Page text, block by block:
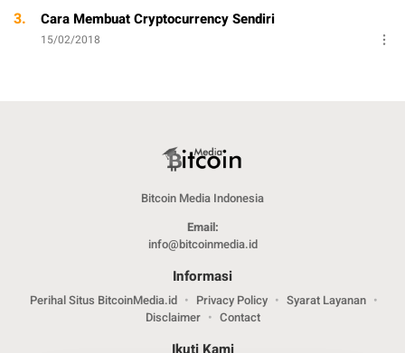
3. Cara Membuat Cryptocurrency Sendiri
15/02/2018
Bitcoin Media Indonesia
Email:
info@bitcoinmedia.id
Informasi
Perihal Situs BitcoinMedia.id Privacy Policy
Syarat Layanan
Disclaimer
Contact